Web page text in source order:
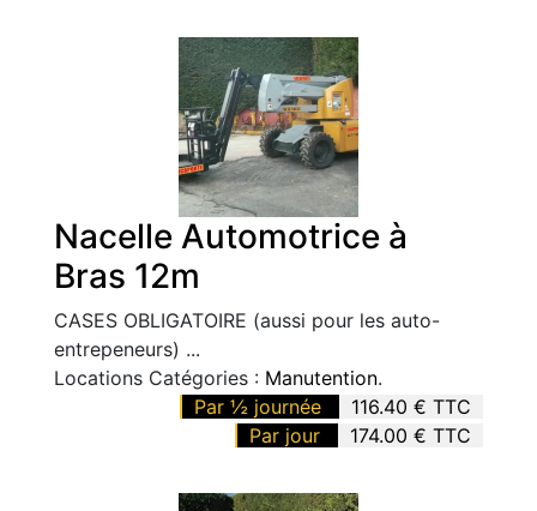
Nacelle Automotrice à
Bras 12m
CASES OBLIGATOIRE (aussi pour les auto-
entrepeneurs) ...
Locations Catégories : Manutention.
Par ½ journée
116.40 € TTC
Par jour
174.00 € TTC